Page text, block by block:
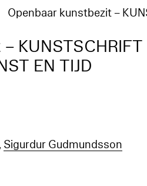
Openbaar kunstbezit –
KUNSTSCHRIFT
EN TIJD
, Sigurdur Gudmundsson